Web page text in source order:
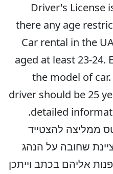
Driver's License
there any age
Car rental in the
aged at least 23-24.
the model of
driver should be 25
detailed
ממליצה להצטייד
שחובה על הנהג
ניתן לפנות אליהם בכתב וייתכן